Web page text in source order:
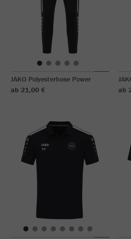
JAKO Polyesterhose Power
ab 21,00 €
ab